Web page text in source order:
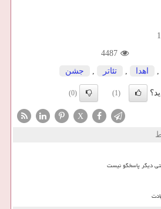
4487
, اهدا , تئاتر , جشن
(1)
(0)
X
دیگر پاسخگو نیست